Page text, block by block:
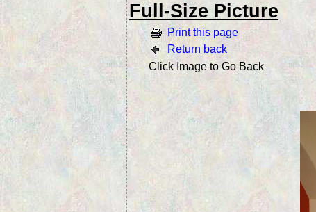
Full-Size Picture
Print this page
Return back
Click Image to Go Back